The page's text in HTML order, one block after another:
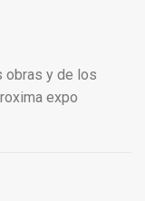
obras y de los
expo